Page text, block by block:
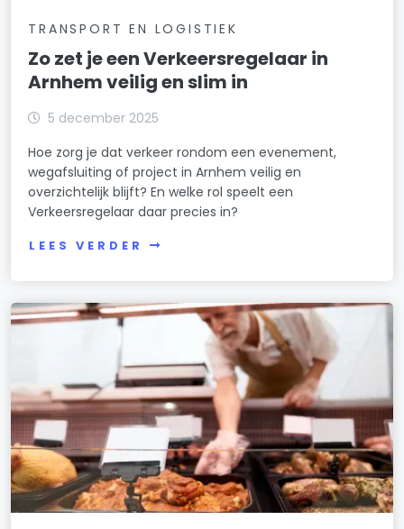
TRANSPORT EN LOGISTIEK
Zo zet je een Verkeersregelaar in
Arnhem veilig en slim in
5 december 2025
Hoe zorg je dat verkeer rondom een evenement,
wegafsluiting of project in Arnhem veilig en
overzichtelijk blijft? En welke rol speelt een
Verkeersregelaar daar precies in?
LEES VERDER